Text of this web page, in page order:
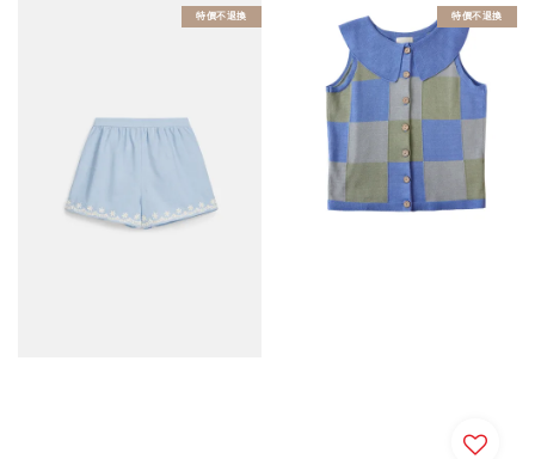
特價不退換 特價不退換